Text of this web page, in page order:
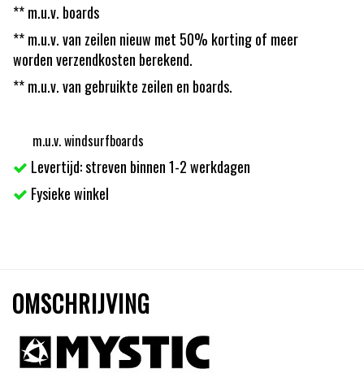
** m.u.v. boards
** m.u.v. van zeilen nieuw met 50% korting of meer
worden verzendkosten berekend.
** m.u.v. van gebruikte zeilen en boards.
m.u.v. windsurfboards
Levertijd: streven binnen 1-2 werkdagen
Fysieke winkel
OMSCHRIJVING